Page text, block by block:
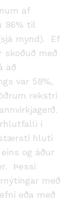
af
86% til
mynd). Ef
skoðuð með
að
var 58%,
rekstri
í
hluti
og áður
Þessi
með
eða með